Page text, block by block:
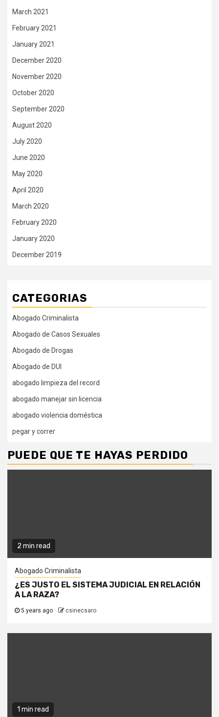
March 2021
February 2021
January 2021
December 2020
November 2020
October 2020
September 2020
August 2020
July 2020
June 2020
May 2020
April 2020
March 2020
February 2020
January 2020
December 2019
CATEGORIAS
Abogado Criminalista
Abogado de Casos Sexuales
Abogado de Drogas
Abogado de DUI
abogado limpieza del record
abogado manejar sin licencia
abogado violencia doméstica
pegar y correr
PUEDE QUE TE HAYAS PERDIDO
2 min read
Abogado Criminalista
¿ES JUSTO EL SISTEMA JUDICIAL EN RELACIÓN
A LA RAZA?
5 years ago csinecsaro
1 min read